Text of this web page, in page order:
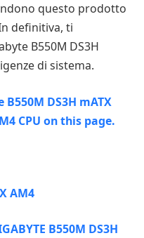
questo prodotto
definitiva, ti
B550M DS3H
di sistema.
AM4
B550M DS3H